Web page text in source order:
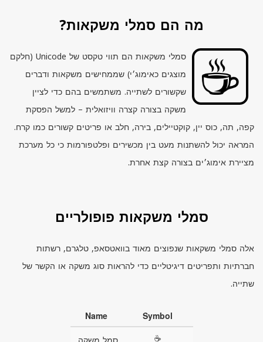
מה הם סמלי משקאות?
סמלי משקאות הם תווי טקסט של Unicode (חלקם
מוצגים כאימוג׳י) שממחישים משקאות ודברים
שקשורים לשתייה. משתמשים בהם כדי לציין
משקה בצורה קצרה וויזואלית – למשל הפסקת
קפה, תה, כוס יין, קוקטיילים, בירה, חלב או פריטים קשורים כמו קרח.
המראה יכול להשתנות מעט בין מכשירים ופלטפורמות כי כל מערכת
מציירת אימוג׳ים בצורה קצת אחרת.
סמלי משקאות פופולריים
אלה סמלי משקאות שנפוצים מאוד בוואטסאפ, טלגרם, רשתות
חברתיות ותפריטים דיגיטליים כדי להראות סוג משקה או הקשר של
שתייה.
Symbol
Name
☕